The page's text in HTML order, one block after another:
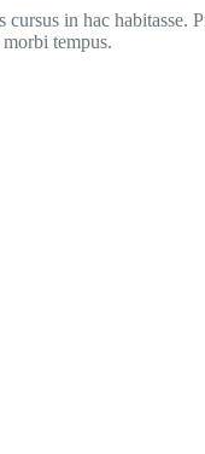
in hac
tempus.